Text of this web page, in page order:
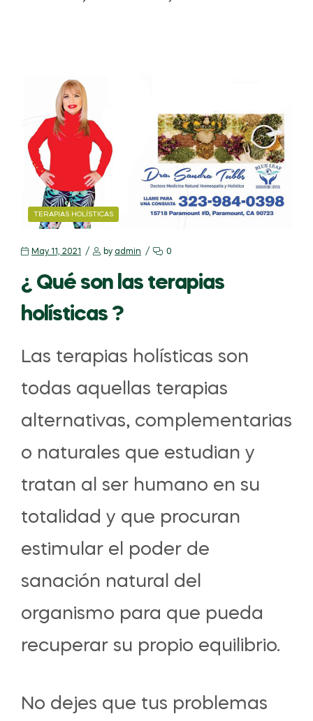
TERAPIAS HOLÍSTICAS
May 11, 2021 by admin 0
¿ Qué son las terapias
holísticas ?
Las terapias holísticas son
todas aquellas terapias
alternativas, complementarias
o naturales que estudian y
tratan al ser humano en su
totalidad y que procuran
estimular el poder de
sanación natural del
organismo para que pueda
recuperar su propio equilibrio.
No dejes que tus problemas